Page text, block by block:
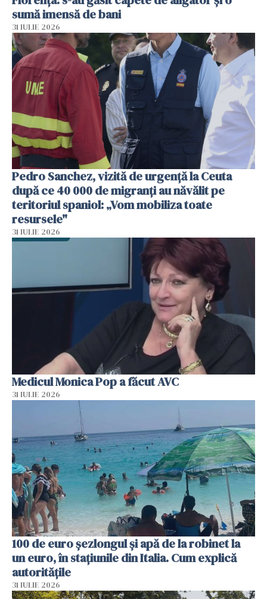
sumă imensă de bani
31 IULIE 2026
Pedro Sanchez, vizită de urgență la Ceuta
după ce 40 000 de migranți au năvălit pe
teritoriul spaniol: „Vom mobiliza toate
resursele"
31 IULIE 2026
Medicul Monica Pop a făcut AVC
31 IULIE 2026
100 de euro șezlongul și apă de la robinet la
un euro, în stațiunile din Italia. Cum explică
autoritățile
31 IULIE 2026